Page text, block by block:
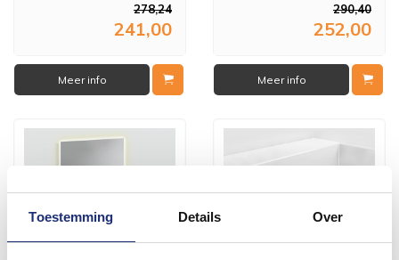
Toestemming Details Over
278,24
241,00
Meer info
290,40
252,00
Meer info